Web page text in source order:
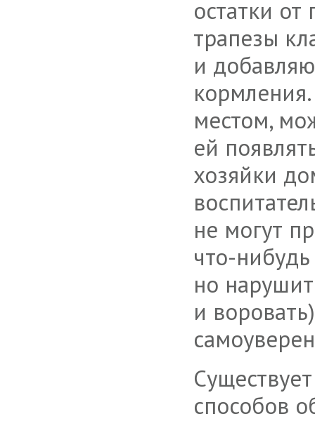
остатки
трапезы
и
местом,
ей
хозяйки
не могут
что-нибудь
но
и
способов